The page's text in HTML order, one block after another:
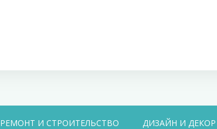
РЕМОНТ И СТРОИТЕЛЬСТВО ДИЗАЙН И ДЕКОР